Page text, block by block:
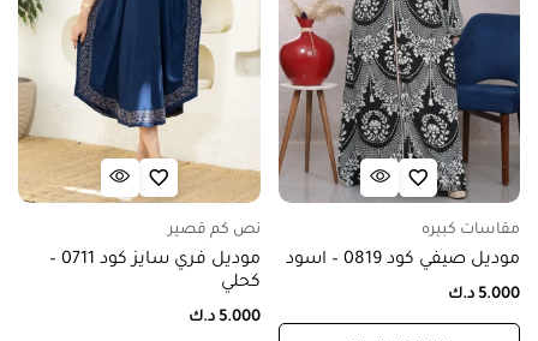
مقاسات كبيره
موديل صيفي كود 0819 – اسود
5.000 د.ك
نص كم قصير
موديل فري سايز كود 0711 –
كحلي
5.000 د.ك